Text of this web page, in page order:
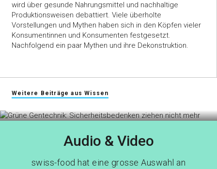
wird über gesunde Nahrungsmittel und nachhaltige
Produktionsweisen debattiert. Viele überholte
Vorstellungen und Mythen haben sich in den Köpfen vieler
Konsumentinnen und Konsumenten festgesetzt.
Nachfolgend ein paar Mythen und ihre Dekonstruktion.
Weitere Beiträge aus Wissen
swiss-food.ch lud Ende Oktober in Zürich zu
einer Filmvorführung mit Podiumsgespräch zum
Thema Genom-Editierung «Zwischen Protest
und Potenzial» ein. Der Anlass war gut besucht
Mehr
Audio & Video
swiss-food hat eine grosse Auswahl an